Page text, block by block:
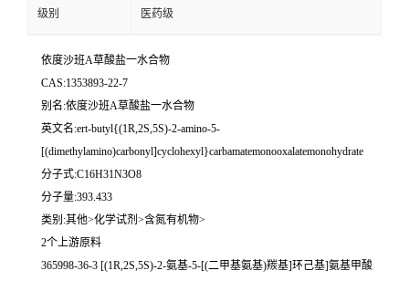
级别 医药级
依度沙班A草酸盐一水合物
CAS:1353893-22-7
别名:依度沙班A草酸盐一水合物
英文名:ert-butyl{(1R,2S,5S)-2-amino-5-
[(dimethylamino)carbonyl]cyclohexyl}carbamatemonooxalatemonohydrate
分子式:C16H31N3O8
分子量:393.433
类别:其他>化学试剂>含氮有机物>
2个上游原料
365998-36-3 [(1R,2S,5S)-2-氨基-5-[(二甲基氨基)羰基]环己基]氨基甲酸